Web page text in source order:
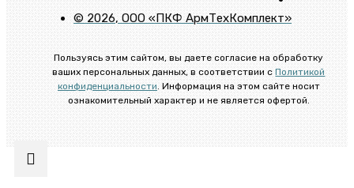
© 2026, ООО «ПКФ АрмТехКомплект»
Пользуясь этим сайтом, вы даете согласие на обработку
ваших персональных данных, в соответствии сПолитикой
конфиденциальности. Информация на этом сайте носит
ознакомительный характер и не является офертой.